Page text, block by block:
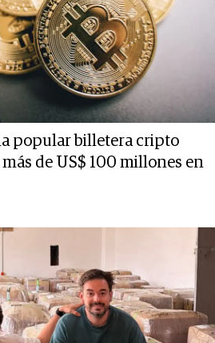
popular billetera cripto
de US$ 100 millones en